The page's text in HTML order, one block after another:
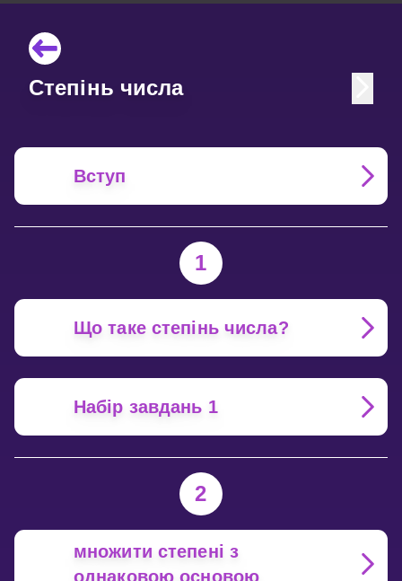
Степінь числа
Вступ
1
Що таке степінь числа?
Набір завдань 1
2
множити степені з
однаковою основою